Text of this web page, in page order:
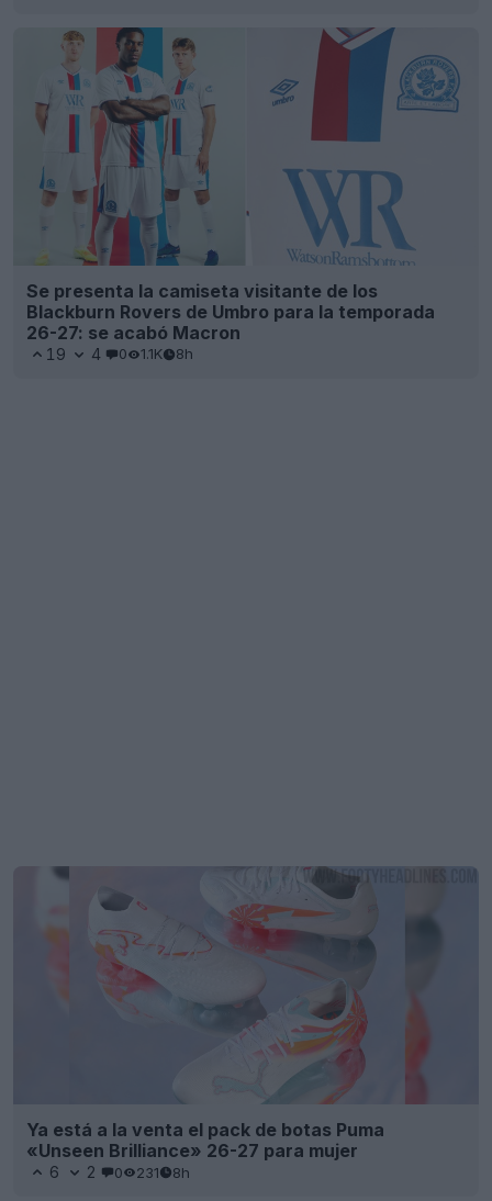
Se presenta la camiseta visitante de los
Blackburn Rovers de Umbro para la temporada
26-27: se acabó Macron
19 4 0 1.1K 8h
Ya está a la venta el pack de botas Puma
«Unseen Brilliance» 26-27 para mujer
6 2 0 231 8h